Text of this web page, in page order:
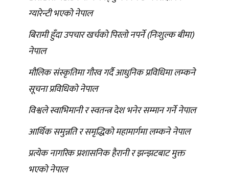
ग्यारेन्टी भएको नेपाल
बिरामी हुँदा उपचार खर्चको पिरलो नपर्ने (निःशुल्क बीमा)
नेपाल
मौलिक संस्कृतिमा गौरव गर्दै आधुनिक प्रविधिमा लम्कने
सूचना प्रविधिको नेपाल
विश्वले स्वाभिमानी र स्वतन्त्र देश भनेर सम्मान गर्ने नेपाल
आर्थिक समुन्नति र समृद्धिको महामार्गमा लम्कने नेपाल
प्रत्येक नागरिक प्रशासनिक हैरानी र झन्झटबाट मुक्त
भएको नेपाल